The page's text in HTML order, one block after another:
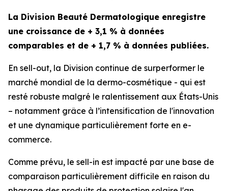
La Division Beauté Dermatologique enregistre
une croissance de + 3,1 % à données
comparables et de + 1,7 % à données publiées.
En sell-out, la Division continue de surperformer le
marché mondial de la dermo-cosmétique - qui est
resté robuste malgré le ralentissement aux États-Unis
– notamment grâce à l’intensification de l'innovation
et une dynamique particulièrement forte en e-
commerce.
Comme prévu, le sell-in est impacté par une base de
comparaison particulièrement difficile en raison du